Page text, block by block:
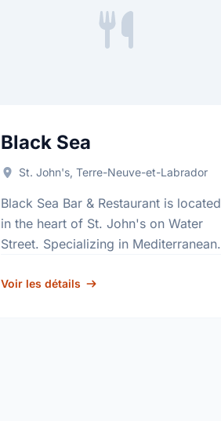
Black Sea
St. John's, Terre-Neuve-et-Labrador
Black Sea Bar & Restaurant is located
in the heart of St. John's on Water
Street. Specializing in Mediterranean
that can be found surrounding the …
Voir les détails